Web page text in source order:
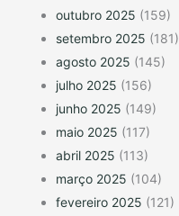
outubro 2025 (159)
setembro 2025 (181)
agosto 2025 (145)
julho 2025 (156)
junho 2025 (149)
maio 2025 (117)
abril 2025 (113)
março 2025 (104)
fevereiro 2025 (121)